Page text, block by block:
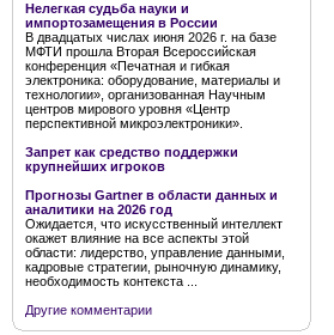
Нелегкая судьба науки и
импортозамещения в России
В двадцатых числах июня 2026 г. на базе
МФТИ прошла Вторая Всероссийская
конференция «Печатная и гибкая
электроника: оборудование, материалы и
технологии», организованная Научным
центров мирового уровня «Центр
перспективной микроэлектроники».
Запрет как средство поддержки
крупнейших игроков
Прогнозы Gartner в области данных и
аналитики на 2026 год
Ожидается, что искусственный интеллект
окажет влияние на все аспекты этой
области: лидерство, управление данными,
кадровые стратегии, рыночную динамику,
необходимость контекста ...
Другие комментарии